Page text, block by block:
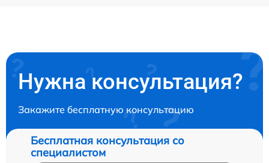
Нужна консультация?
Закажите бесплатную консультацию
Бесплатная консультация со
специалистом